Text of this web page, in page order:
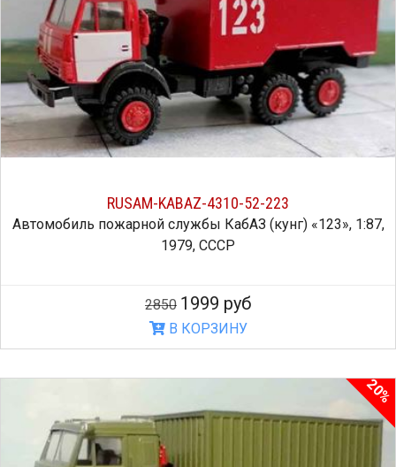
RUSAM-KABAZ-4310-52-223
Автомобиль пожарной службы КабАЗ (кунг) «123», 1:87,
1979, СССР
2850 1999 руб
В КОРЗИНУ
20%